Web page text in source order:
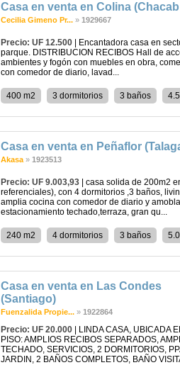
Casa en venta en Colina
Cecilia Gimeno Pr... » 1929667
Precio: UF 12.500 | Encantadora casa en
parque. DISTRIBUCION RECIBOS Hall de
ambientes y fogón con muebles en obra,
con comedor de diario, lavad...
400 m2 3 dormitorios 3 baños
Casa en venta en Peñaflor
Akasa » 1923513
Precio: UF 9.003,93 | casa solida de 200m2
referenciales), con 4 dormitorios ,3 baños,
amplia cocina con comedor de diario y
estacionamiento techado,terraza, gran qu...
240 m2 4 dormitorios 3 baños
Casa en venta en Las Condes
(Santiago)
Fuenzalida Propie... » 1922864
Precio: UF 20.000 | LINDA CASA, UBICADA
PISO: AMPLIOS RECIBOS SEPARADOS,
TECHADO, SERVICIOS, 2 DORMITORIOS,
JARDIN, 2 BAÑOS COMPLETOS, BAÑO